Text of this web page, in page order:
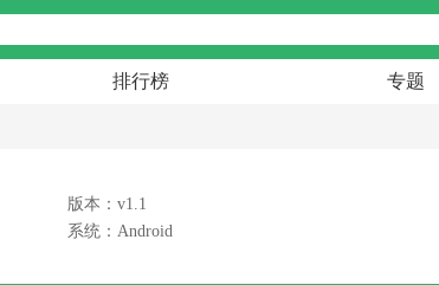
排行榜 专题
版本：v1.1
系统：Android